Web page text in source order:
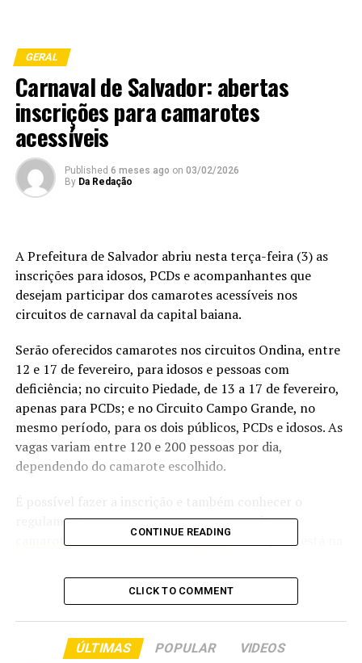
GERAL
Carnaval de Salvador: abertas
inscrições para camarotes
acessíveis
Published 6 meses ago on 03/02/2026
By Da Redação
A Prefeitura de Salvador abriu nesta terça-feira (3) as
inscrições para idosos, PCDs e acompanhantes que
desejam participar dos camarotes acessíveis nos
circuitos de carnaval da capital baiana.
Serão oferecidos camarotes nos circuitos Ondina, entre
12 e 17 de fevereiro, para idosos e pessoas com
deficiência; no circuito Piedade, de 13 a 17 de fevereiro,
apenas para PCDs; e no Circuito Campo Grande, no
mesmo período, para os dois públicos, PCDs e idosos. As
vagas variam entre 120 e 200 pessoas por dia,
dependendo do camarote escolhido.
regulamento para acessar os espaços no site
camaroteacessivel.salvador.ba.gov.br. Para quem está na
localizada na Rua Miguel Calmon, 28, no bairro do
Comércio, entre 8h e 16h30.
A Diretora de Políticas Públicas PCD da prefeitura de
Salvador, Daiane Pina, dá mais detalhes sobre o serviço
CONTINUE READING
CLICK TO COMMENT
ÚLTIMAS POPULAR VIDEOS